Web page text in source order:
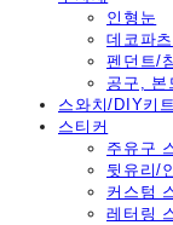
인형눈
데코파츠
펜던트/
공구, 본
스와치/DIY키
스티커
주유구
뒷유리/
커스텀
레터링